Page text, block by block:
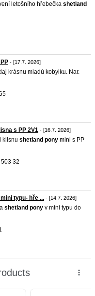
letošního hřebečka shetland
- [17.7. 2026]
krásnu mladú kobylku. Nar.
s PP 2V1 - [16.7. 2026]
klisnu shetland pony mini s PP
32
typu- hře ... - [14.7. 2026]
shetland pony v mini typu do